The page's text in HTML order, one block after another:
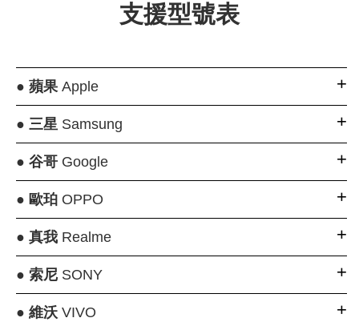
支援型號表
● 蘋果Apple
● 三星Samsung
● 谷哥Google
● 歐珀OPPO
● 真我Realme
● 索尼SONY
● 維沃VIVO